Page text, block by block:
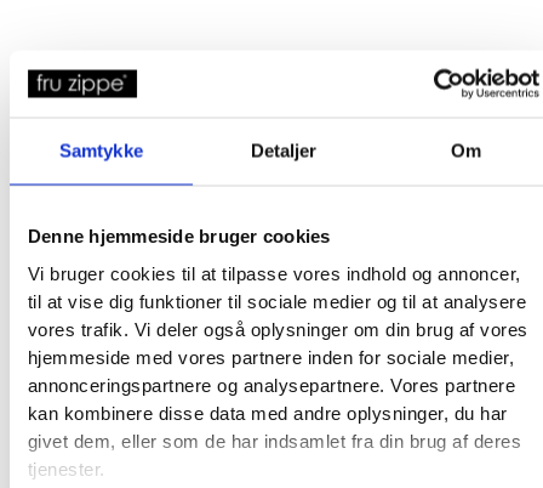
Samtykke Detaljer Om
Denne hjemmeside bruger cookies
Vi bruger cookies til at tilpasse vores indhold og annoncer,
til at vise dig funktioner til sociale medier og til at analysere
vores trafik. Vi deler også oplysninger om din brug af vores
hjemmeside med vores partnere inden for sociale medier,
annonceringspartnere og analysepartnere. Vores partnere
kan kombinere disse data med andre oplysninger, du har
givet dem, eller som de har indsamlet fra din brug af deres
tjenester.